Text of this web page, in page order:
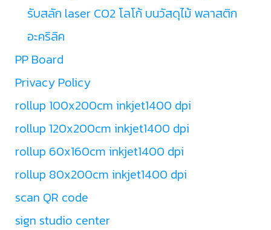
รับสลัก laser CO2 โลโก้ บนวัสดุไม้ พลาสติก
อะคริลิค
PP Board
Privacy Policy
rollup 100x200cm inkjet1400 dpi
rollup 120x200cm inkjet1400 dpi
rollup 60x160cm inkjet1400 dpi
rollup 80x200cm inkjet1400 dpi
scan QR code
sign studio center